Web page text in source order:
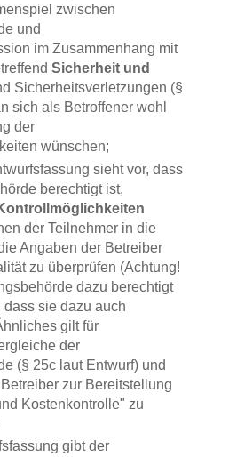
zwischen
und
im Zusammenhang mit
Sicherheit und
Sicherheitsverletzungen (§
sich als Betroffener wohl
der
wünschen;
sieht vor, dass
berechtigt ist,
der Teilnehmer in die
Angaben der Betreiber
zu überprüfen (Achtung!
dazu berechtigt
sie dazu auch
gilt für
der
(§ 25c laut Entwurf) und
zur Bereitstellung
Kostenkontrolle" zu
gibt der